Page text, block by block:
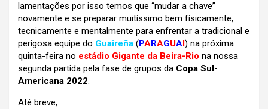
lamentações por isso temos que “mudar a chave”
novamente e se preparar muitíssimo bem físicamente,
tecnicamente e mentalmente para enfrentar a tradicional e
perigosa equipe do Guaireña (PARAGUAI) na próxima
quinta-feira no estádio Gigante da Beira-Rio na nossa
segunda partida pela fase de grupos da Copa Sul-
Americana 2022.
Até breve,